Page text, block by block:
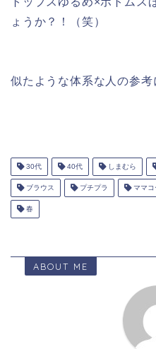
ょうか？！（笑）
似たような体系な人の参
30代 40代 しまむら
ブラウス プチプラ ママコ
春
ABOUT ME